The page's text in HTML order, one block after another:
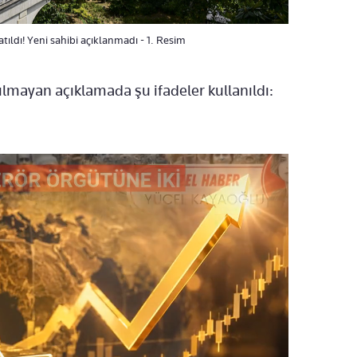
Yeni sahibi açıklanmadı - 1. Resim
açıklamada şu ifadeler kullanıldı: